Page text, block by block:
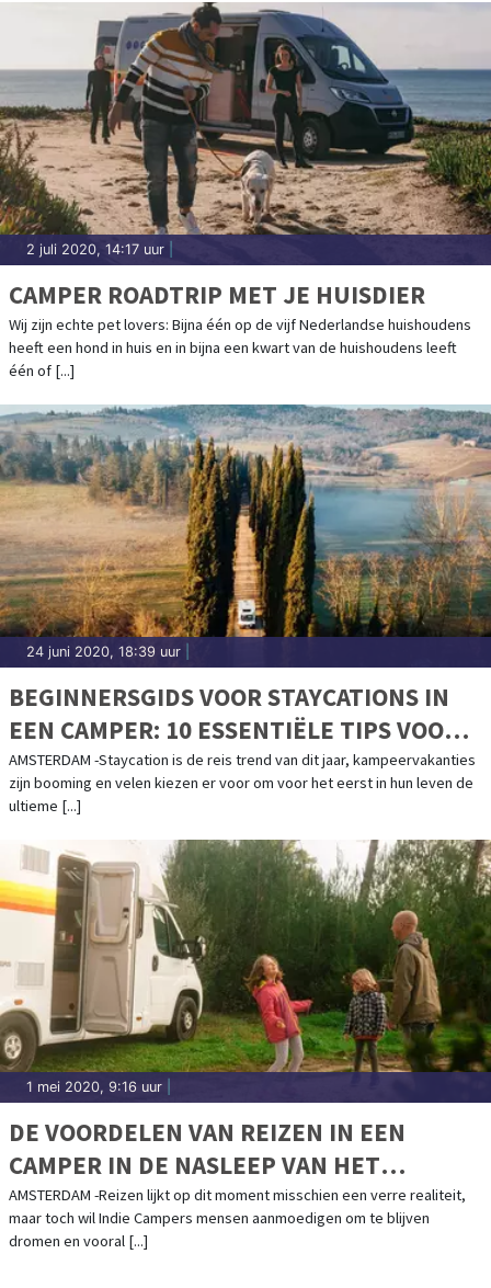
2 juli 2020, 14:17 uur
CAMPER ROADTRIP MET JE HUISDIER
Wij zijn echte pet lovers: Bijna één op de vijf Nederlandse huishoudens
heeft een hond in huis en in bijna een kwart van de huishoudens leeft
één of [...]
24 juni 2020, 18:39 uur
BEGINNERSGIDS VOOR STAYCATIONS IN
EEN CAMPER: 10 ESSENTIËLE TIPS VOOR
DE ULTIEME NEDERLANDSE ROAD TRIP
DEZE ZOMER
AMSTERDAM -Staycation is de reis trend van dit jaar, kampeervakanties
zijn booming en velen kiezen er voor om voor het eerst in hun leven de
ultieme [...]
1 mei 2020, 9:16 uur
DE VOORDELEN VAN REIZEN IN EEN
CAMPER IN DE NASLEEP VAN HET
CORONAVIRUS
AMSTERDAM -Reizen lijkt op dit moment misschien een verre realiteit,
maar toch wil Indie Campers mensen aanmoedigen om te blijven
dromen en vooral [...]